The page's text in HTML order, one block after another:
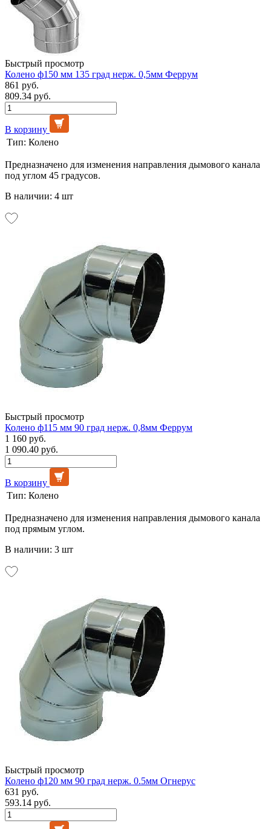
Быстрый просмотр
Колено ф150 мм 135 град нерж. 0,5мм Феррум
861 руб.
809.34 руб.
В корзину
Тип: Колено
Предназначено для изменения направления дымового канала
под углом 45 градусов.
В наличии: 4 шт
Быстрый просмотр
Колено ф115 мм 90 град нерж. 0,8мм Феррум
1 160 руб.
1 090.40 руб.
В корзину
Тип: Колено
Предназначено для изменения направления дымового канала
под прямым углом.
В наличии: 3 шт
Быстрый просмотр
Колено ф120 мм 90 град нерж. 0.5мм Огнерус
631 руб.
593.14 руб.